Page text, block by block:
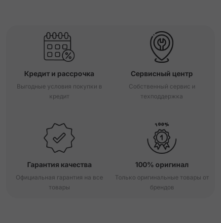
Кредит и рассрочка
Выгодные условия покупки в
кредит
Сервисный центр
Собственный сервис и
техподдержка
Гарантия качества
Официальная гарантия на все
товары
100% оригинал
Только оригинальные товары от
брендов